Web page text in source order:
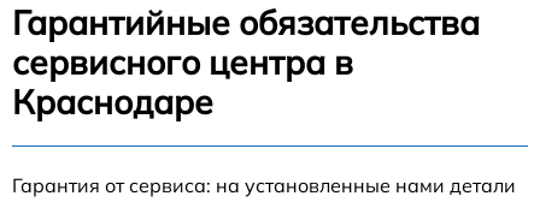
Гарантийные обязательства
сервисного центра в
Краснодаре
Гарантия от сервиса: на установленные нами детали